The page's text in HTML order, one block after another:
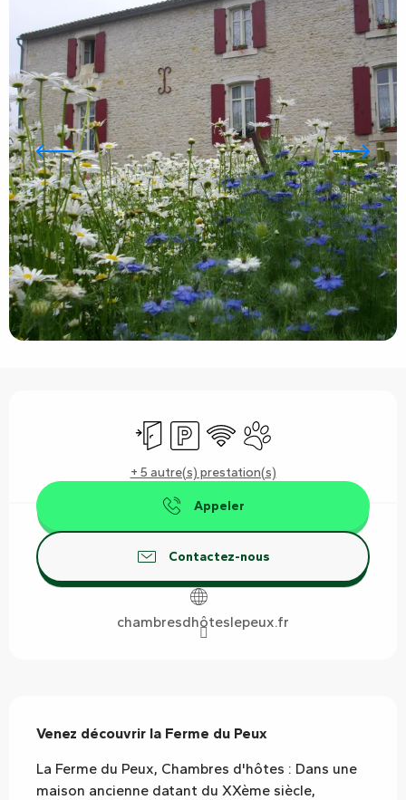
Entrée indépendante
ParkingWiFi Animaux acceptés
+ 5 autre(s) prestation(s)
Appeler
Contactez-nous
chambresdhôteslepeux.fr
Venez découvrir la Ferme du Peux
La Ferme du Peux, Chambres d'hôtes : Dans une
maison ancienne datant du XXème siècle,